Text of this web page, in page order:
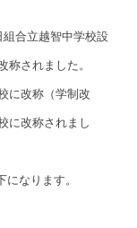
合立越智中学校設
称されました。
に改称（学制改
に改称されまし
なります。